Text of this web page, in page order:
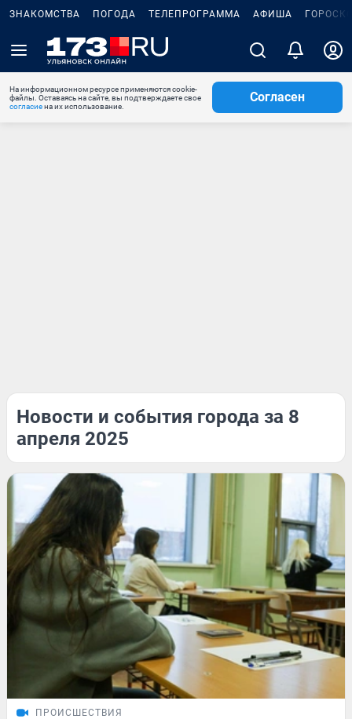
ЗНАКОМСТВА ПОГОДА ТЕЛЕПРОГРАММА АФИША
На информационном ресурсе применяются cookie-
файлы. Оставаясь на сайте, вы подтверждаете свое
согласиена их использование.
Согласен
Новости и события города за 8
апреля 2025
ПРОИСШЕСТВИЯ